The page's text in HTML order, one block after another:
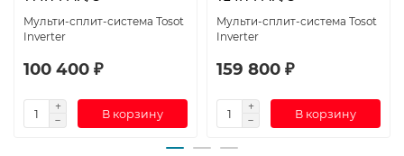
Мульти-сплит-система Tosot
Inverter
100 400 ₽
В корзину
Мульти-сплит-система Tosot
Inverter
159 800 ₽
В корзину